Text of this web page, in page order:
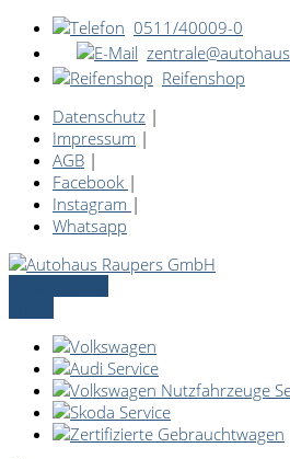
0511/40009-0
Reifenshop
Datenschutz |
Impressum |
AGB |
Facebook |
Instagram |
Whatsapp